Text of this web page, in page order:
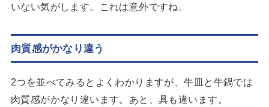
いない気がします。これは意外ですね。
肉質感がかなり違う
2つを並べてみるとよくわかりますが、牛皿と牛鍋では
肉質感がかなり違います。あと、具も違います。